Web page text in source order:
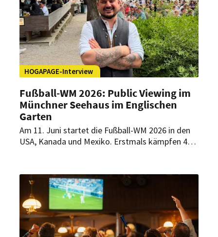
HOGAPAGE-Interview
Fußball-WM 2026: Public Viewing im
Münchner Seehaus im Englischen
Garten
Am 11. Juni startet die Fußball-WM 2026 in den
USA, Kanada und Mexiko. Erstmals kämpfen 48
Englischen Garten in München verfolgen.
Biergartenleiter Vaios Mpardas verrät im
Interview mit HOGAPAGE, was Gäste beim Public
Viewing erwartet, wie sein Team mit den späten
Anstoßzeiten umgeht und welche Prognose er
für das Turnier wagt.